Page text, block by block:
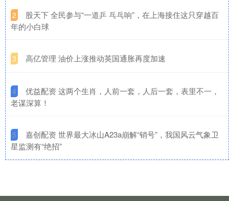
2
​股天下 全民参与“一道乒 乓乓响”，在上海接住这只穿越百
年的小白球
3 ​高亿管理 油价上涨推动英国通胀再度加速
4
​优益配资 这两个生肖，人前一套，人后一套，表里不一，
老谋深算！
5
​嘉创配资 世界最大冰山A23a崩解“销号”，我国风云气象卫
星监测有“绝招”